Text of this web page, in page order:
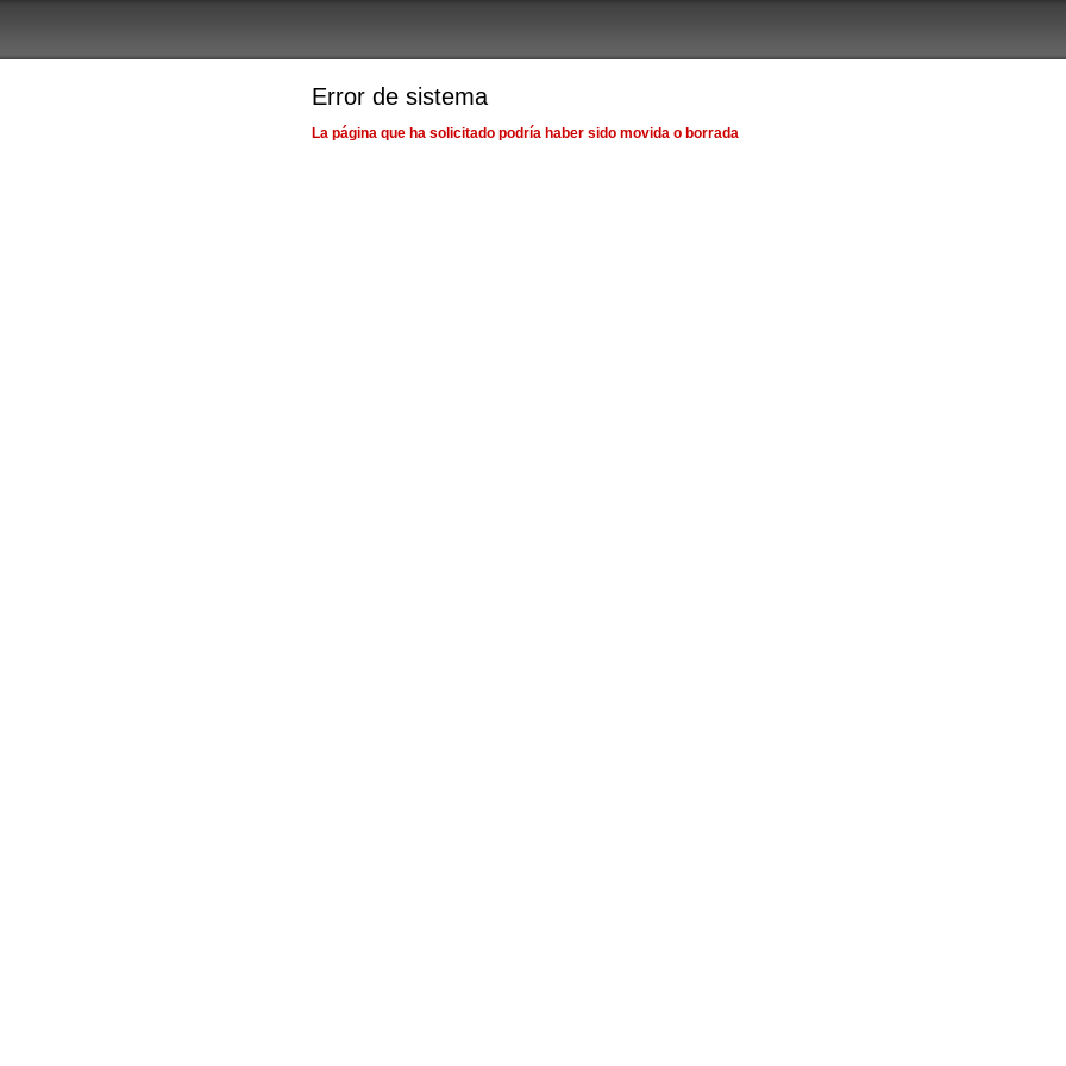
Error de sistema
La página que ha solicitado podría haber sido movida o borrada